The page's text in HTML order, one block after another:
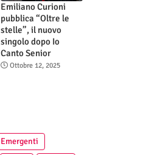
Emiliano Curioni
pubblica “Oltre le
stelle”, il nuovo
singolo dopo Io
Canto Senior
Ottobre 12, 2025
Emergenti